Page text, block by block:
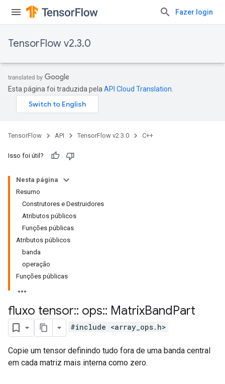
Fazer login
TensorFlow v2.3.0
Esta página foi traduzida pela API Cloud Translation
TensorFlow API TensorFlow v2.3.0 C++
Isso foi útil?
Nesta página
Resumo
Construtores e Destruidores
Atributos públicos
Funções públicas
Atributos públicos
banda
operação
Funções públicas
fluxo tensor:: ops:: MatrixBandPart
#include <array_ops.h>
Copie um tensor definindo tudo fora de uma banda central
em cada matriz mais interna como zero.